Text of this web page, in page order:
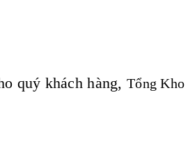
quý khách hàng, Tổng